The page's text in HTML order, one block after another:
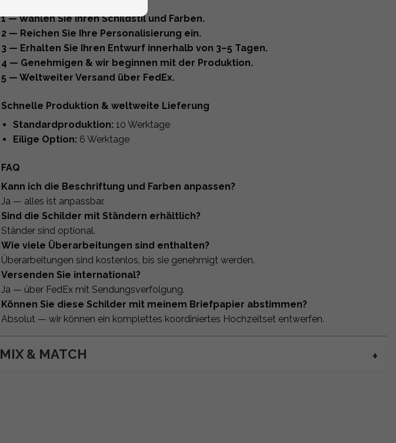
1 — Wählen Sie Ihren Schildstil und Farben.
2 — Reichen Sie Ihre Personalisierung ein.
3 — Erhalten Sie Ihren Entwurf innerhalb von 3–5 Tagen.
4 — Genehmigen & wir beginnen mit der Produktion.
5 — Weltweiter Versand über FedEx.
Schnelle Produktion & weltweite Lieferung
Standardproduktion: 10 Werktage
Eilige Option: 6 Werktage
FAQ
Kann ich die Beschriftung und Farben anpassen?
Ja — alles ist anpassbar.
Sind die Schilder mit Ständern erhältlich?
Ständer sind optional.
Wie viele Überarbeitungen sind enthalten?
Überarbeitungen sind kostenlos, bis sie genehmigt werden.
Versenden Sie international?
Ja — über FedEx mit Sendungsverfolgung.
Können Sie diese Schilder mit meinem Briefpapier abstimmen?
Absolut — wir können ein komplettes koordiniertes Hochzeitset entwerfen.
MIX & MATCH